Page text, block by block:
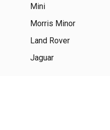
Mini
Morris Minor
Land Rover
Jaguar